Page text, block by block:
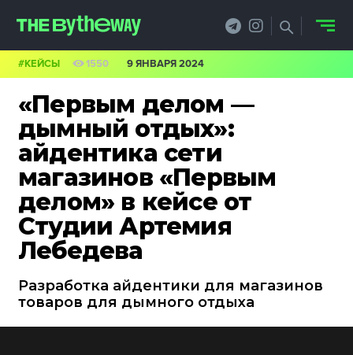
«Первым делом —
дымный отдых»:
айдентика сети
магазинов «Первым
делом» в кейсе от
Студии Артемия
Лебедева
Разработка айдентики для магазинов
товаров для дымного отдыха
#КЕЙСЫ 1550 9 ЯНВАРЯ 2024
PRO.ОБЗОР
КЕЙСЫ
ФИЛОСОФИЯ
КРЕАТИВА
БИЗНЕС И
ТЕХНОЛОГИИ
ФЕСТИВАЛИ